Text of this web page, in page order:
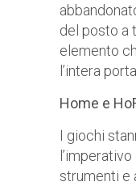
del posto a
elemento
l’intera
Home e
I giochi
strumenti e